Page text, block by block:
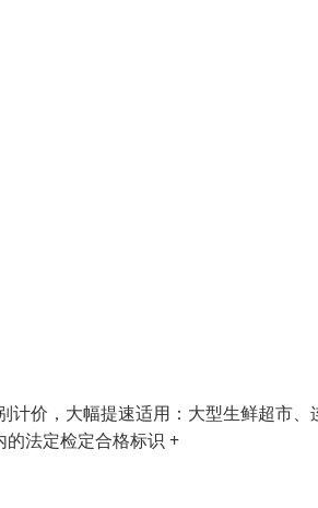
计价，大幅提速适用：大型生鲜超市、
法定检定合格标识 +